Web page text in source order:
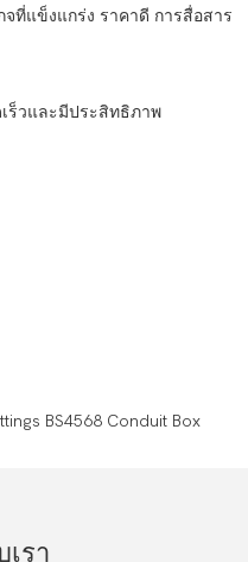
ที่แข็งแกร่ง ราคาดี การสื่อสาร
ร็วและมีประสิทธิภาพ
รา